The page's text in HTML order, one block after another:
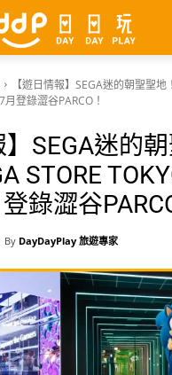
【遊日情報】SEGA迷的朝聖聖地
登錄澀谷PARCO！
】SEGA迷的
STORE
錄澀谷
By DayDayPlay 旅遊專家